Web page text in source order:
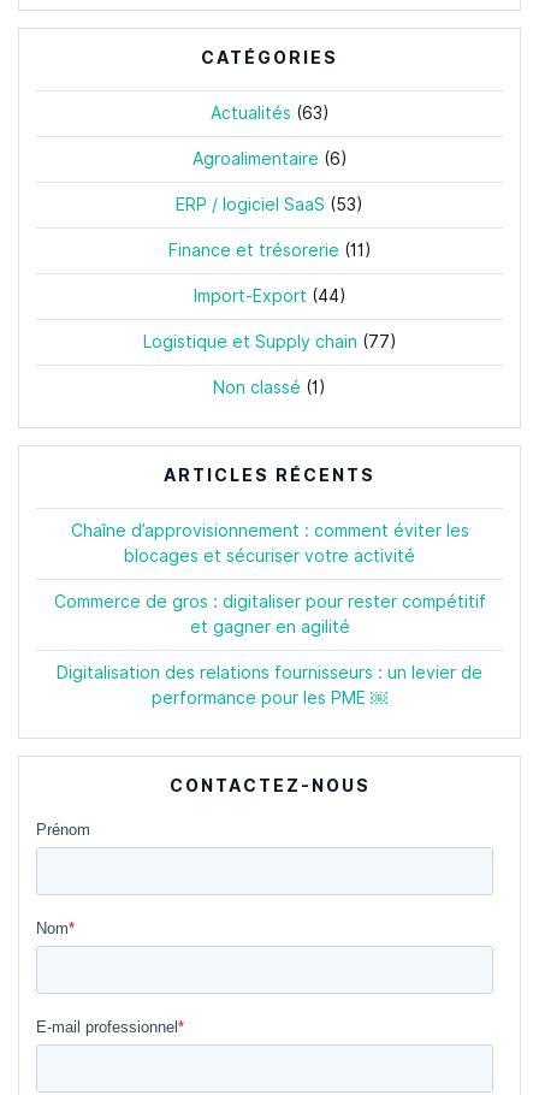
:
CATÉGORIES
Actualités (63)
Agroalimentaire (6)
ERP / logiciel SaaS (53)
Finance et trésorerie (11)
Import-Export (44)
Logistique et Supply chain (77)
Non classé (1)
ARTICLES RÉCENTS
Chaîne d’approvisionnement : comment éviter les
blocages et sécuriser votre activité
Commerce de gros : digitaliser pour rester compétitif
et gagner en agilité
Digitalisation des relations fournisseurs : un levier de
performance pour les PME ￼
CONTACTEZ-NOUS